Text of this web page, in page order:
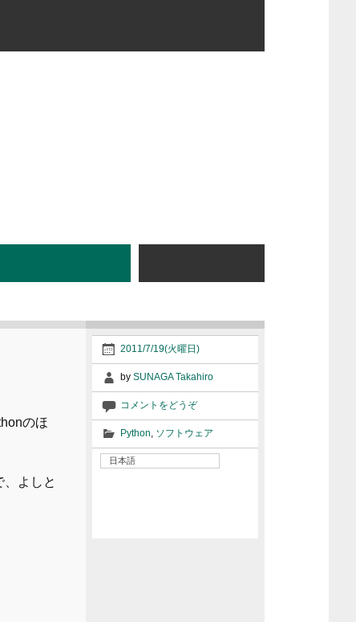
のほ
よしと
2011/7/19(火曜日)
bySUNAGA Takahiro
コメントをどうぞ
Python, ソフトウェア
日本語